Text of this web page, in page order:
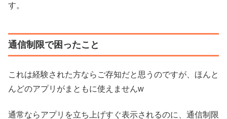
す。
通信制限で困ったこと
これは経験された方ならご存知だと思うのですが、ほんと
んどのアプリがまともに使えませんw
通常ならアプリを立ち上げすぐ表示されるのに、通信制限